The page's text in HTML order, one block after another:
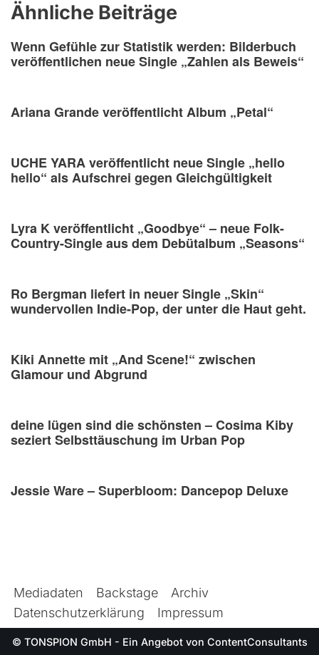
Ähnliche Beiträge
Wenn Gefühle zur Statistik werden: Bilderbuch
veröffentlichen neue Single „Zahlen als Beweis“
Ariana Grande veröffentlicht Album „Petal“
UCHE YARA veröffentlicht neue Single „hello
hello“ als Aufschrei gegen Gleichgültigkeit
Lyra K veröffentlicht „Goodbye“ – neue Folk-
Country-Single aus dem Debütalbum „Seasons“
Ro Bergman liefert in neuer Single „Skin“
wundervollen Indie-Pop, der unter die Haut geht.
Kiki Annette mit „And Scene!“ zwischen
Glamour und Abgrund
deine lügen sind die schönsten – Cosima Kiby
seziert Selbsttäuschung im Urban Pop
Jessie Ware – Superbloom: Dancepop Deluxe
Mediadaten Backstage
Archiv
Datenschutzerklärung
Impressum
© TONSPION GmbH - Ein Angebot von ContentConsultants